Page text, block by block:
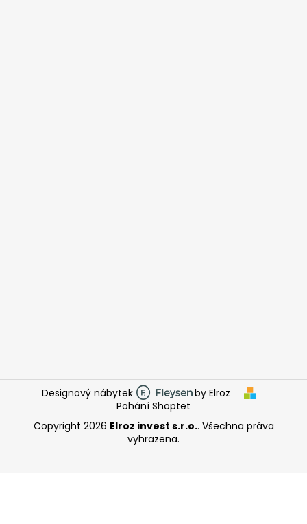
Designový nábytek
by Elroz
Pohání Shoptet
Copyright 2026 Elroz invest s.r.o.. Všechna práva
vyhrazena.